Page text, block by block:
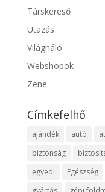
Társkereső
Utazás
Világháló
Webshopok
Zene
Címkefelhő
ajándék autó
biztonság
egyedi
Egészség